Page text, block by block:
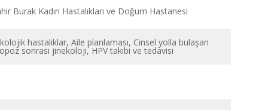
Burak Kadın Hastalıkları ve Doğum Hastanesi
hastalıklar, Aile planlaması, Cinsel yolla bulaşan
sonrası jinekoloji, HPV takibi ve tedavisi